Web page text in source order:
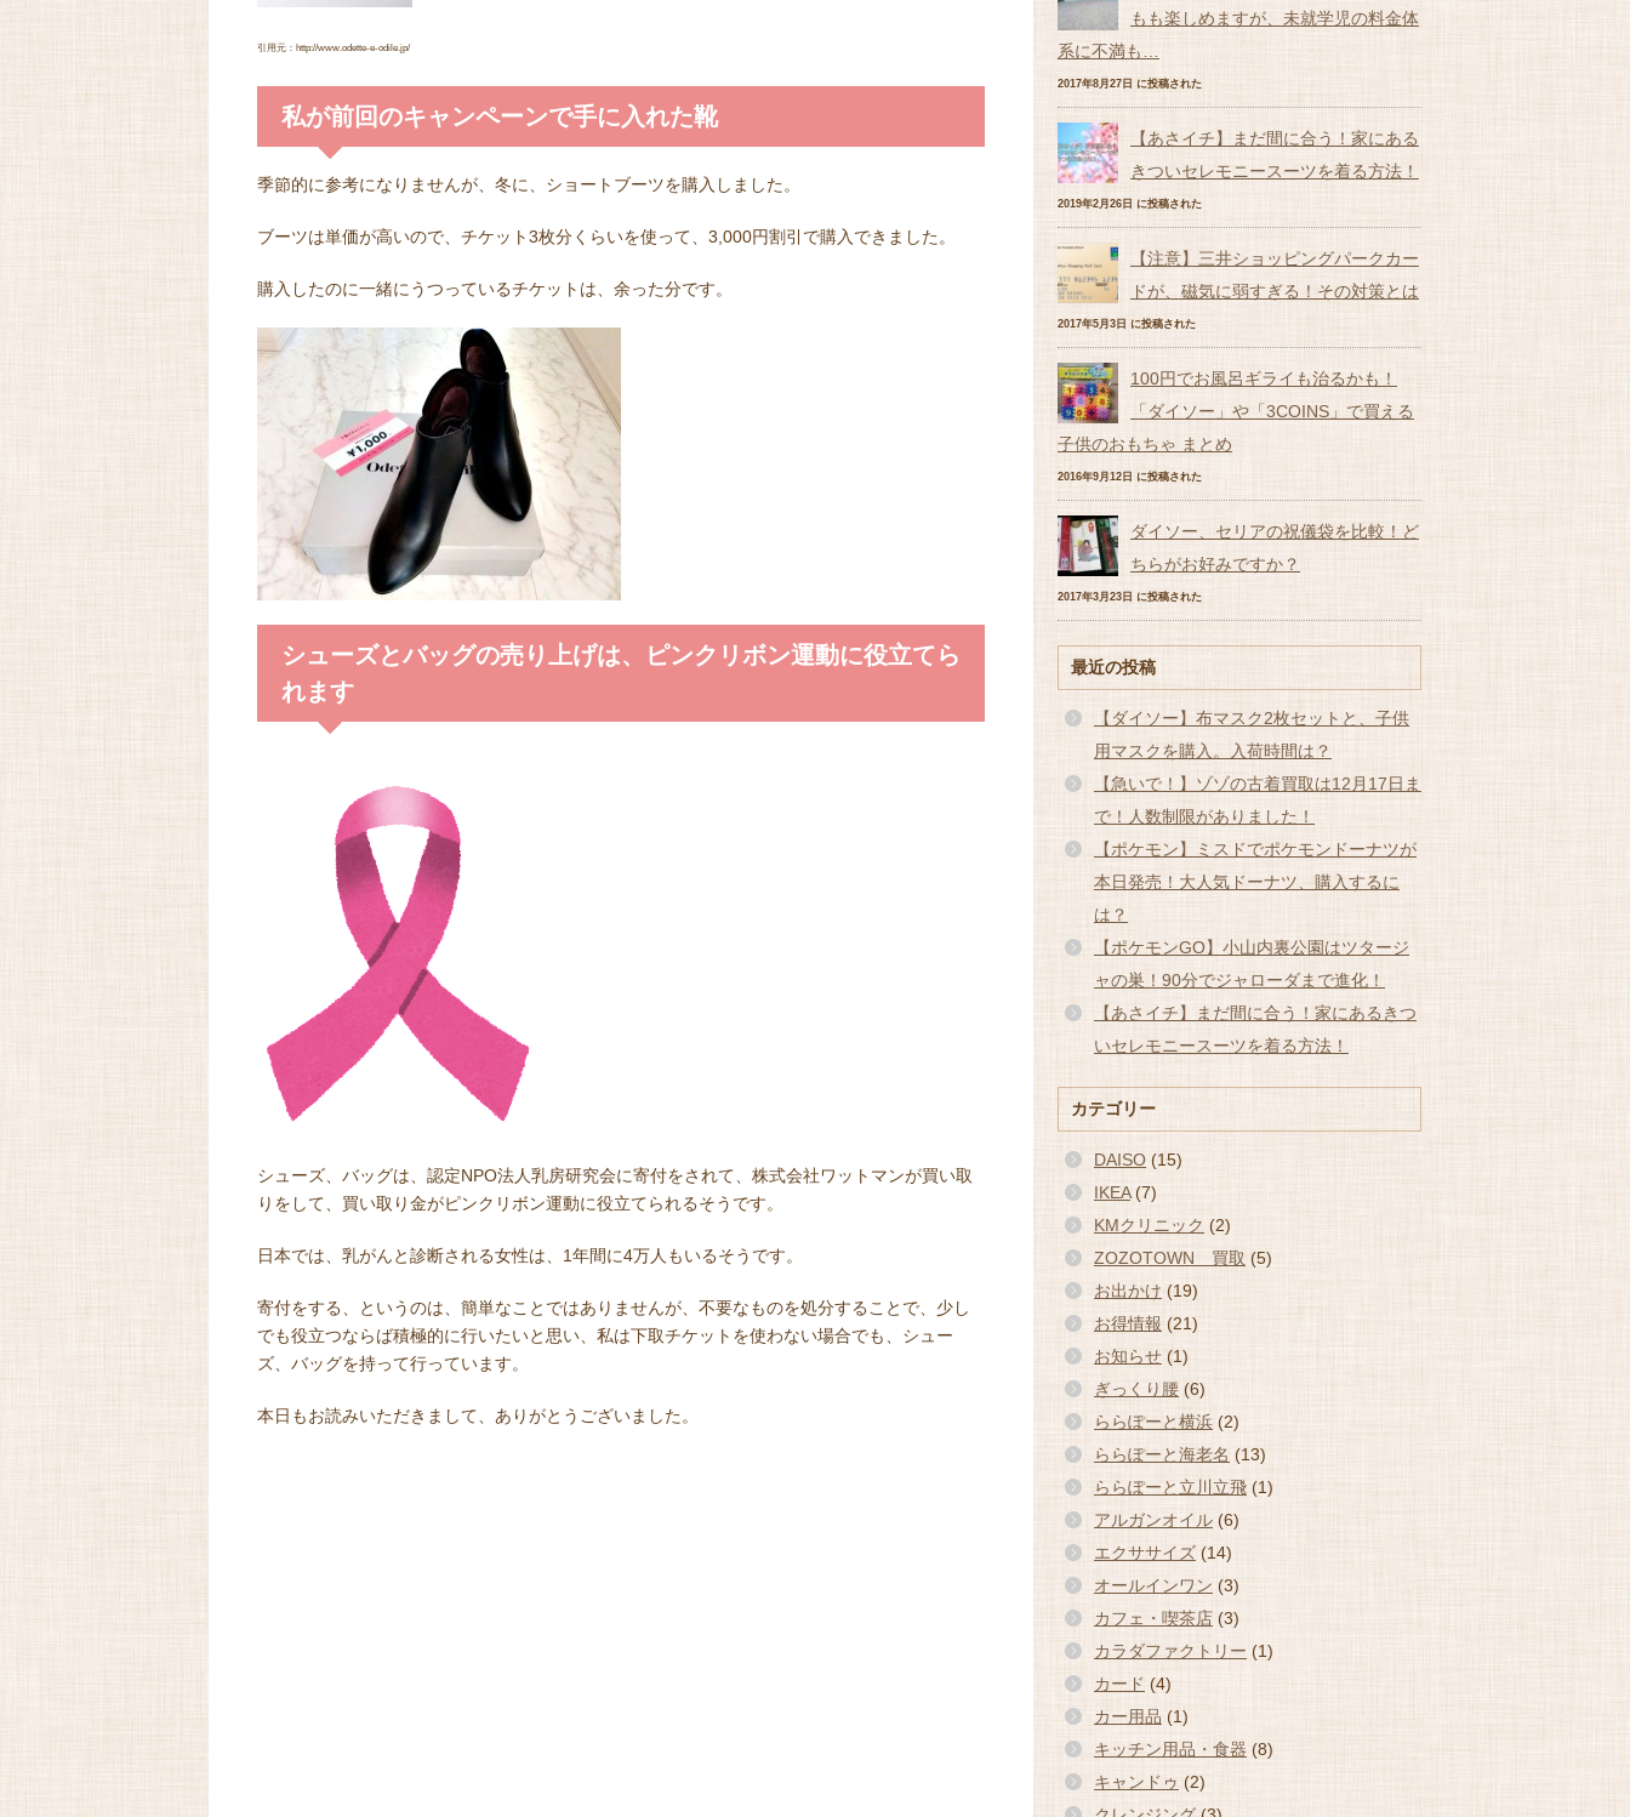
引用元：http://www.odette-e-odile.jp/
私が前回のキャンペーンで手に入れた靴
季節的に参考になりませんが、冬に、ショートブーツを購入しました。
ブーツは単価が高いので、チケット3枚分くらいを使って、3,000円割引で購入できました。
購入したのに一緒にうつっているチケットは、余った分です。
シューズとバッグの売り上げは、ピンクリボン運動に役立てら
れます
シューズ、バッグは、認定NPO法人乳房研究会に寄付をされて、株式会社ワットマンが買い取
りをして、買い取り金がピンクリボン運動に役立てられるそうです。
日本では、乳がんと診断される女性は、1年間に4万人もいるそうです。
寄付をする、というのは、簡単なことではありませんが、不要なものを処分することで、少し
でも役立つならば積極的に行いたいと思い、私は下取チケットを使わない場合でも、シュー
ズ、バッグを持って行っています。
本日もお読みいただきまして、ありがとうございました。
もも楽しめますが、未就学児の料金体
系に不満も…
2017年8月27日 に投稿された
【あさイチ】まだ間に合う！家にある
きついセレモニースーツを着る方法！
2019年2月26日 に投稿された
【注意】三井ショッピングパークカー
ドが、磁気に弱すぎる！その対策とは
2017年5月3日 に投稿された
100円でお風呂ギライも治るかも！
「ダイソー」や「3COINS」で買える
子供のおもちゃ まとめ
2016年9月12日 に投稿された
ダイソー、セリアの祝儀袋を比較！ど
ちらがお好みですか？
2017年3月23日 に投稿された
最近の投稿
【ダイソー】布マスク2枚セットと、子供
用マスクを購入。入荷時間は？
【急いで！】ゾゾの古着買取は12月17日ま
で！人数制限がありました！
【ポケモン】ミスドでポケモンドーナツが
本日発売！大人気ドーナツ、購入するに
は？
【ポケモンGO】小山内裏公園はツタージ
ャの巣！90分でジャローダまで進化！
【あさイチ】まだ間に合う！家にあるきつ
いセレモニースーツを着る方法！
カテゴリー
DAISO (15)
IKEA(7)
KMクリニック (2)
ZOZOTOWN 買取 (5)
お出かけ (19)
お得情報 (21)
お知らせ (1)
ぎっくり腰 (6)
ららぽーと横浜 (2)
ららぽーと海老名 (13)
ららぽーと立川立飛 (1)
アルガンオイル (6)
エクササイズ (14)
オールインワン (3)
カフェ・喫茶店 (3)
カラダファクトリー (1)
カード (4)
カー用品 (1)
キッチン用品・食器 (8)
キャンドゥ (2)